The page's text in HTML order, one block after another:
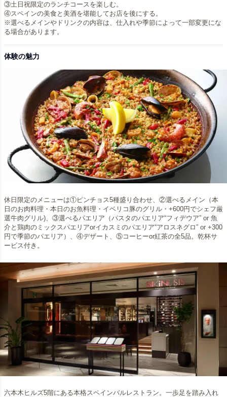
③土日祝限定のランチコースを楽しむ。
④スペインの美食と美酒を堪能してお店を後にする。
※選べるメインやドリンクの内容は、仕入れや季節によって一部変更にな
体験の魅力
休日限定のメニューは①ピンチョス5種盛り合わせ、②選べるメイン（本
日のお肉料理・本日のお魚料理・イベリコ豚のグリル・+600円でシェフ厳
選牛肉グリル)、③選べるパエリア（パスタのパエリア“フィデウア” or 魚
介と鶏肉のミックスパエリアorイカスミのパエリア“アロスネグロ” or +300
円で季節のパエリア）、④デザート、⑤コーヒーor紅茶の全5品。乾杯サ
ービス付き。
六本木ヒルズ5階にある本格スペインバルレストラン。一歩足を踏み入れ